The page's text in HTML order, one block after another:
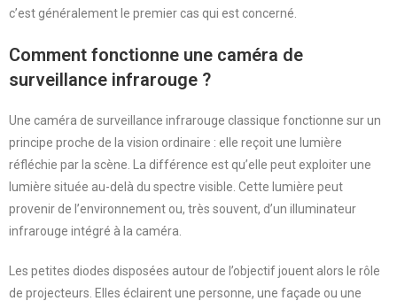
c’est généralement le premier cas qui est concerné.
Comment fonctionne une caméra de
surveillance infrarouge ?
Une caméra de surveillance infrarouge classique fonctionne sur un
principe proche de la vision ordinaire : elle reçoit une lumière
réfléchie par la scène. La différence est qu’elle peut exploiter une
lumière située au-delà du spectre visible. Cette lumière peut
provenir de l’environnement ou, très souvent, d’un illuminateur
infrarouge intégré à la caméra.
Les petites diodes disposées autour de l’objectif jouent alors le rôle
de projecteurs. Elles éclairent une personne, une façade ou une